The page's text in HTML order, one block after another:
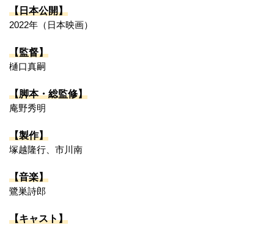
【日本公開】
2022年（日本映画）
【監督】
樋口真嗣
【脚本・総監修】
庵野秀明
【製作】
塚越隆行、市川南
【音楽】
鷺巣詩郎
【キャスト】